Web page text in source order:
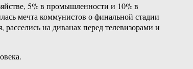
5% в промышленности и 10% в
мечта коммунистов о финальной стадии
на диванах перед телевизорами и